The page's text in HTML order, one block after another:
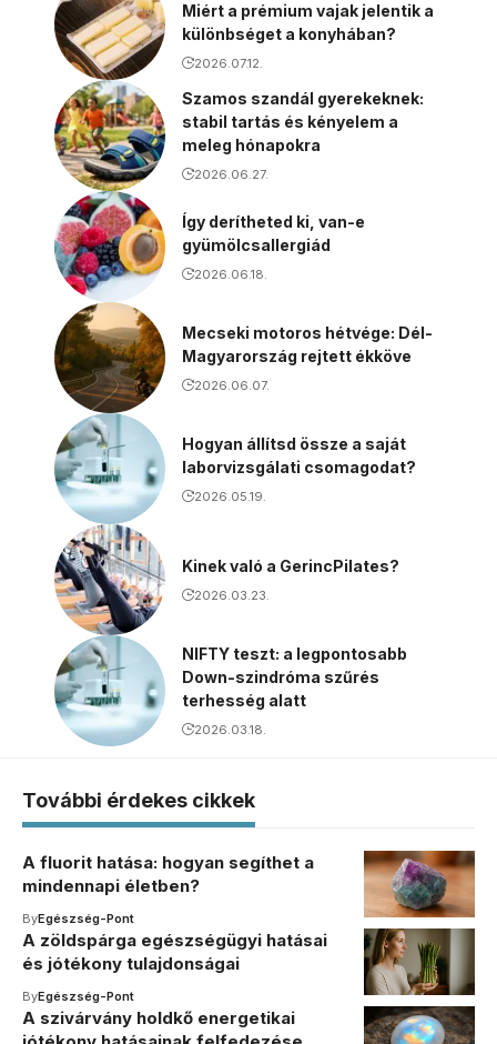
Miért a prémium vajak jelentik a
különbséget a konyhában?
2026.07.12.
Szamos szandál gyerekeknek:
stabil tartás és kényelem a
meleg hónapokra
2026.06.27.
Így derítheted ki, van-e
gyümölcsallergiád
2026.06.18.
Mecseki motoros hétvége: Dél-
Magyarország rejtett ékköve
2026.06.07.
Hogyan állítsd össze a saját
laborvizsgálati csomagodat?
2026.05.19.
Kinek való a GerincPilates?
2026.03.23.
NIFTY teszt: a legpontosabb
Down-szindróma szűrés
terhesség alatt
2026.03.18.
További érdekes cikkek
A fluorit hatása: hogyan segíthet a
mindennapi életben?
ByEgészség-Pont
A zöldspárga egészségügyi hatásai
és jótékony tulajdonságai
ByEgészség-Pont
A szivárvány holdkő energetikai